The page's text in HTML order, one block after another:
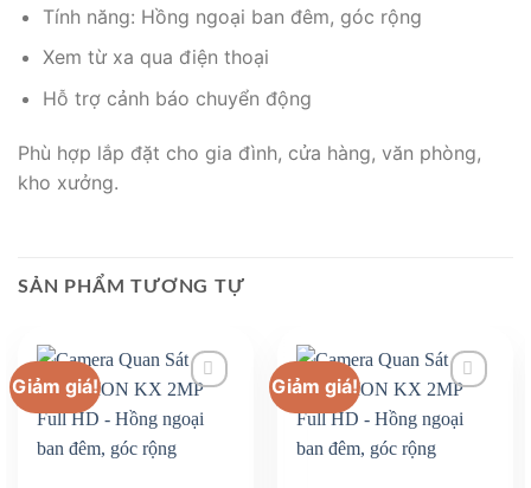
Tính năng: Hồng ngoại ban đêm, góc rộng
Xem từ xa qua điện thoại
Hỗ trợ cảnh báo chuyển động
Phù hợp lắp đặt cho gia đình, cửa hàng, văn phòng,
kho xưởng.
SẢN PHẨM TƯƠNG TỰ
Giảm giá! Giảm giá!